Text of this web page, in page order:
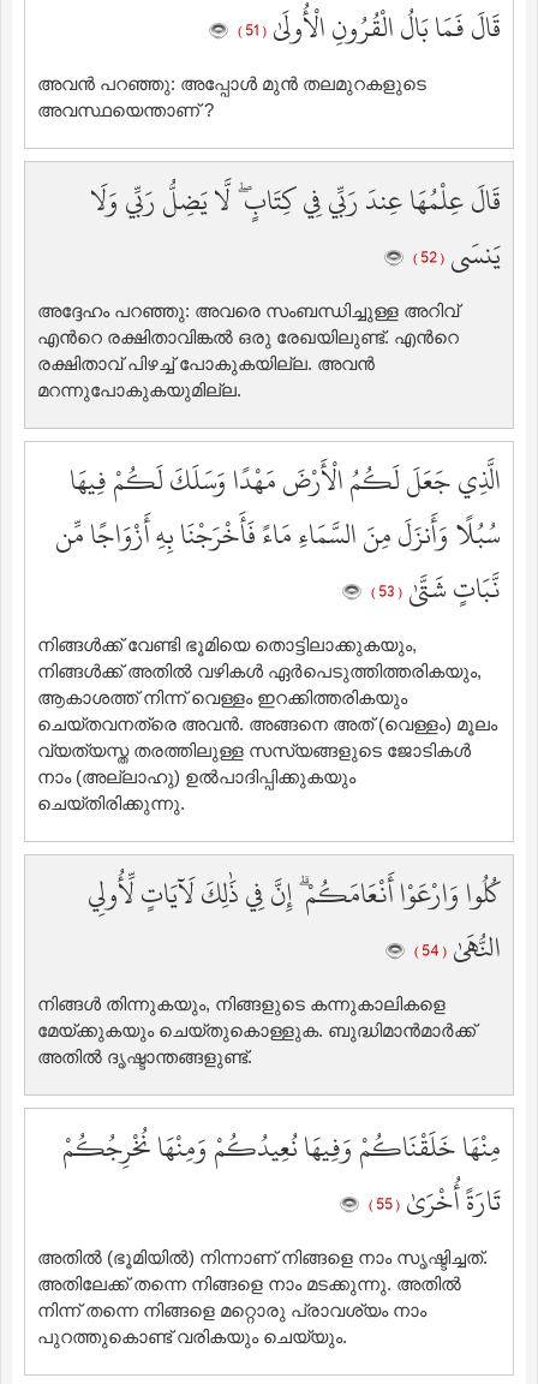
قَالَ فَمَا بَالُ الْقُرُونِ الْأُولَىٰ ( 51 )
അവന്‍ പറഞ്ഞു: അപ്പോള്‍ മുന്‍ തലമുറകളുടെ
അവസ്ഥയെന്താണ് ?
قَالَ عِلْمُهَا عِندَ رَبِّي فِي كِتَابٍ ۖ لَّا يَضِلُّ رَبِّي وَلَا
يَنسَى ( 52 )
അദ്ദേഹം പറഞ്ഞു: അവരെ സംബന്ധിച്ചുള്ള അറിവ്
എന്‍റെ രക്ഷിതാവിങ്കല്‍ ഒരു രേഖയിലുണ്ട്‌. എന്‍റെ
രക്ഷിതാവ് പിഴച്ച് പോകുകയില്ല. അവന്‍
മറന്നുപോകുകയുമില്ല.
الَّذِي جَعَلَ لَكُمُ الْأَرْضَ مَهْدًا وَسَلَكَ لَكُمْ فِيهَا
سُبُلًا وَأَنزَلَ مِنَ السَّمَاءِ مَاءً فَأَخْرَجْنَا بِهِ أَزْوَاجًا مِّن
نَّبَاتٍ شَتَّىٰ ( 53 )
നിങ്ങള്‍ക്ക് വേണ്ടി ഭൂമിയെ തൊട്ടിലാക്കുകയും,
നിങ്ങള്‍ക്ക് അതില്‍ വഴികള്‍ ഏര്‍പെടുത്തിത്തരികയും,
ആകാശത്ത് നിന്ന് വെള്ളം ഇറക്കിത്തരികയും
ചെയ്തവനത്രെ അവന്‍. അങ്ങനെ അത് (വെള്ളം) മൂലം
വ്യത്യസ്ത തരത്തിലുള്ള സസ്യങ്ങളുടെ ജോടികള്‍
നാം (അല്ലാഹു) ഉല്‍പാദിപ്പിക്കുകയും
ചെയ്തിരിക്കുന്നു.
كُلُوا وَارْعَوْا أَنْعَامَكُمْ ۗ إِنَّ فِي ذَٰلِكَ لَآيَاتٍ لِّأُولِي
النُّهَىٰ ( 54 )
നിങ്ങള്‍ തിന്നുകയും, നിങ്ങളുടെ കന്നുകാലികളെ
മേയ്ക്കുകയും ചെയ്തുകൊള്ളുക. ബുദ്ധിമാന്‍മാര്‍ക്ക്
അതില്‍ ദൃഷ്ടാന്തങ്ങളുണ്ട്‌.
مِنْهَا خَلَقْنَاكُمْ وَفِيهَا نُعِيدُكُمْ وَمِنْهَا نُخْرِجُكُمْ
تَارَةً أُخْرَىٰ ( 55 )
അതില്‍ (ഭൂമിയില്‍) നിന്നാണ് നിങ്ങളെ നാം സൃഷ്ടിച്ചത്‌.
അതിലേക്ക് തന്നെ നിങ്ങളെ നാം മടക്കുന്നു. അതില്‍
നിന്ന് തന്നെ നിങ്ങളെ മറ്റൊരു പ്രാവശ്യം നാം
പുറത്തുകൊണ്ട് വരികയും ചെയ്യും.